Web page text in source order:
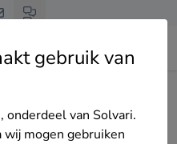
gebruik van
van Solvari.
mogen gebruiken